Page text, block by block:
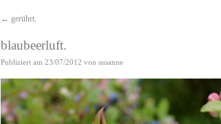
← gerührt.
blaubeerluft.
Publiziert am 23/07/2012 von susanne